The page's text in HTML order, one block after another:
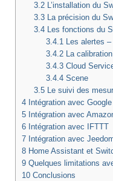
3.2L’installation du
3.3La précision du
3.4Les fonctions du
3.4.1Les alertes –
3.4.2La calibration
3.4.3Cloud
3.4.4Scene
3.5Le suivi des
4 Intégration avec
5 Intégration avec
6 Intégration avec IFTTT
7 Intégration avec
8 Home Assistant et
9 Quelques limitations
10 Conclusions